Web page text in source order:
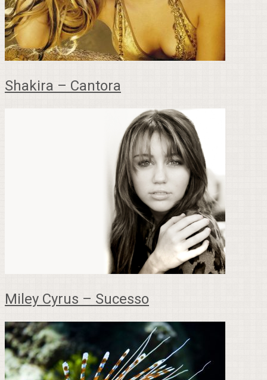
Shakira – Cantora
Miley Cyrus – Sucesso